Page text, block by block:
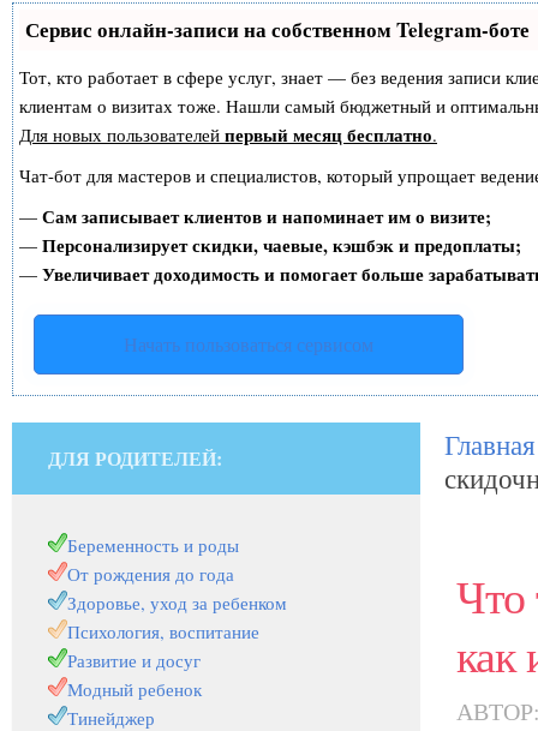
Сервис онлайн-записи на собственном Telegram-боте
Тот, кто работает в сфере услуг, знает — без ведения записи
клиентам о визитах тоже. Нашли самый бюджетный и
Для новых пользователей первый месяц бесплатно.
Чат-бот для мастеров и специалистов, который упрощает
— Сам записывает клиентов и напоминает им о визите;
— Персонализирует скидки, чаевые, кэшбэк и предоплаты;
— Увеличивает доходимость и помогает больше
Начать пользоваться сервисом
Главная
Что
как
ДЛЯ РОДИТЕЛЕЙ:
Беременность и роды
От рождения до года
Здоровье, уход за ребенком
Психология, воспитание
Развитие и досуг
Модный ребенок
Тинейджер